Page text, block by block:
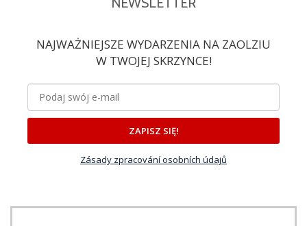
uruchomił „konserwę” –
Chciałbym przy tej okazji
podziękować polskiej Agencji
Wewnętrznego za
współpracę – dodał.
godz. 19:00. Wieczorem
odbędzie się koncert
sportowo-rekreacyjne,
wieczory artystyczne 18 i 19
uczestnicy wezmą udział w
językowych i kulturowych,
NAJWAŻNIEJSZE WYDARZENIA NA ZAOLZIU
W TWOJEJ SKRZYNCE!
ZAPISZ SIĘ!
Zásady zpracování osobních údajů